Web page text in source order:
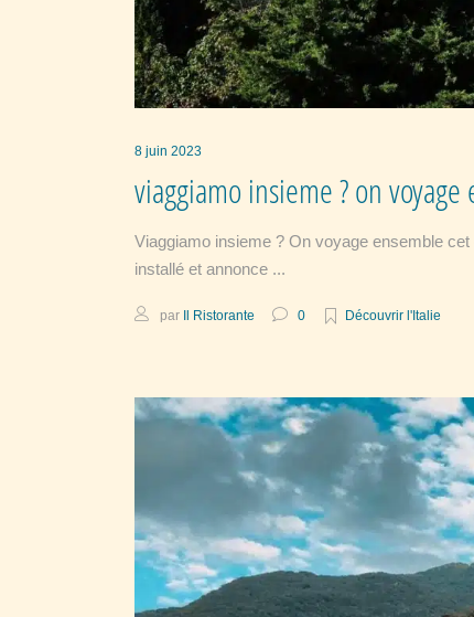
8 juin 2023
viaggiamo insieme ? on voyage
Viaggiamo insieme ? On voyage ensemble
installé et annonce
par Il Ristorante 0 Découvrir l'Italie